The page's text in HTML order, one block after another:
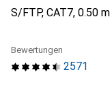
S/FTP, CAT7, 0.50 m
2571
Bewertungen